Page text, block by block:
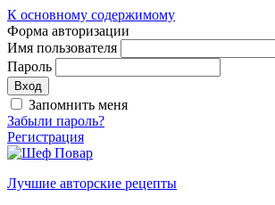
К основному содержимому
Форма авторизации
Имя пользователя
Пароль
Запомнить меня
Забыли пароль?
Регистрация
Лучшие авторские рецепты